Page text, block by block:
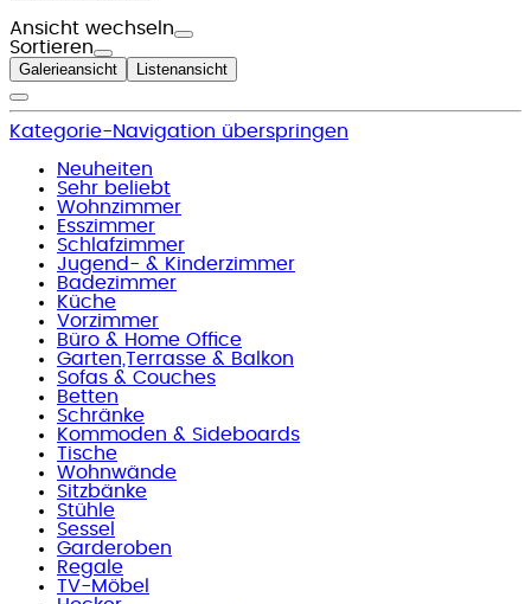
Ansicht wechseln
Sortieren
Galerieansicht Listenansicht
Kategorie-Navigation überspringen
Neuheiten
Sehr beliebt
Wohnzimmer
Esszimmer
Schlafzimmer
Jugend- & Kinderzimmer
Badezimmer
Küche
Vorzimmer
Büro & Home Office
Garten,Terrasse & Balkon
Sofas & Couches
Betten
Schränke
Kommoden & Sideboards
Tische
Wohnwände
Sitzbänke
Stühle
Sessel
Garderoben
Regale
TV-Möbel